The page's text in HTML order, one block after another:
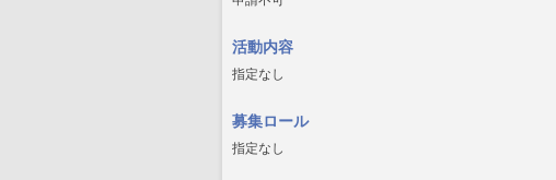
活動内容
指定なし
募集ロール
指定なし